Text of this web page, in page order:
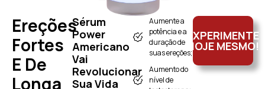
Ereções
Fortes
E De
Longa
Sérum
Power
Americano
Vai
Revolucionar
Sua Vida
Aumente a
potência e a
duração de
suas ereções;
Aumento do
nível de
EXPERIMENTE
HOJE MESMO!